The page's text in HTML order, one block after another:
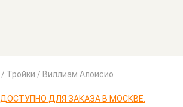
/ Тройки / Виллиам Алоисио
ДОСТУПНО ДЛЯ ЗАКАЗА В МОСКВЕ.